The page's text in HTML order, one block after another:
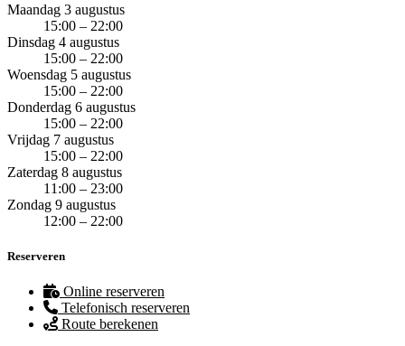
Maandag 3 augustus
15:00 – 22:00
Dinsdag 4 augustus
15:00 – 22:00
Woensdag 5 augustus
15:00 – 22:00
Donderdag 6 augustus
15:00 – 22:00
Vrijdag 7 augustus
15:00 – 22:00
Zaterdag 8 augustus
11:00 – 23:00
Zondag 9 augustus
12:00 – 22:00
Reserveren
Online reserveren
Telefonisch reserveren
Route berekenen